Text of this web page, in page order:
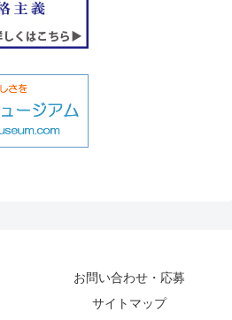
お問い合わせ・応募
サイトマップ